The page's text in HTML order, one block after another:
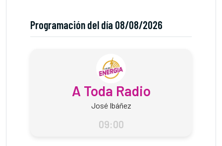
Programación del día 08/08/2026
A Toda Radio
José Ibáñez
09:00